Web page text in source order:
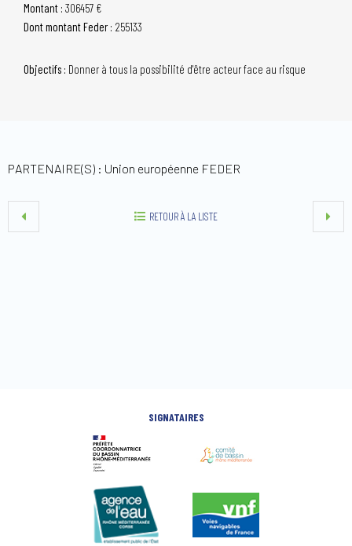
Montant : 306457 €
Dont montant Feder : 255133
Objectifs : Donner à tous la possibilité d'être acteur face au risque
PARTENAIRE(S) : Union européenne FEDER
RETOUR À LA LISTE
SIGNATAIRES